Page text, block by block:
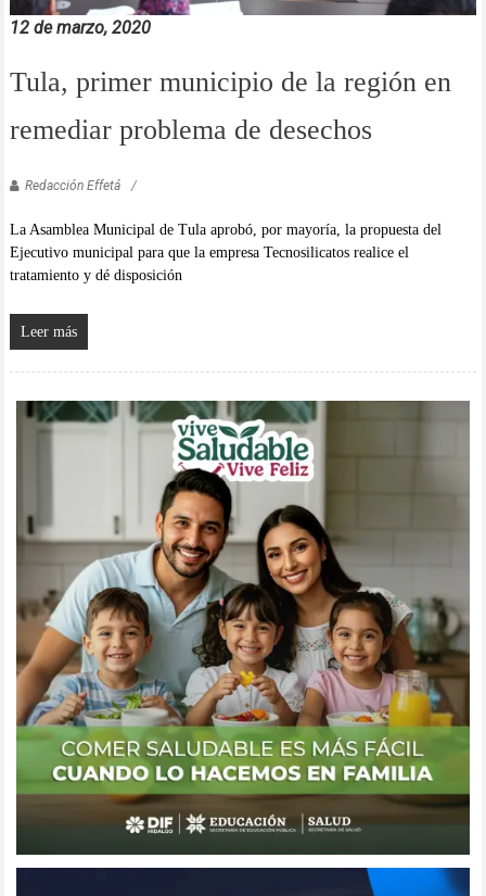
12 de marzo, 2020
Tula, primer municipio de la región en
remediar problema de desechos
Redacción Effetá
La Asamblea Municipal de Tula aprobó, por mayoría, la propuesta del
Ejecutivo municipal para que la empresa Tecnosilicatos realice el
tratamiento y dé disposición
Leer más